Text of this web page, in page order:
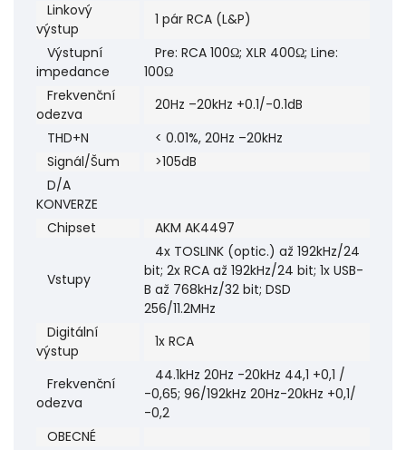
Linkový
výstup
1 pár RCA (L&P)
Výstupní
impedance
Pre: RCA 100Ω; XLR 400Ω; Line:
100Ω
Frekvenční
odezva
20Hz –20kHz +0.1/-0.1dB
THD+N
< 0.01%, 20Hz –20kHz
Signál/Šum
>105dB
D/A
KONVERZE
Chipset
AKM AK4497
Vstupy
4x TOSLINK (optic.) až 192kHz/24
bit; 2x RCA až 192kHz/24 bit; 1x USB-
B až 768kHz/32 bit; DSD
256/11.2MHz
Digitální
výstup
1x RCA
Frekvenční
odezva
44.1kHz 20Hz -20kHz 44,1 +0,1 /
-0,65; 96/192kHz 20Hz-20kHz +0,1/
-0,2
OBECNÉ